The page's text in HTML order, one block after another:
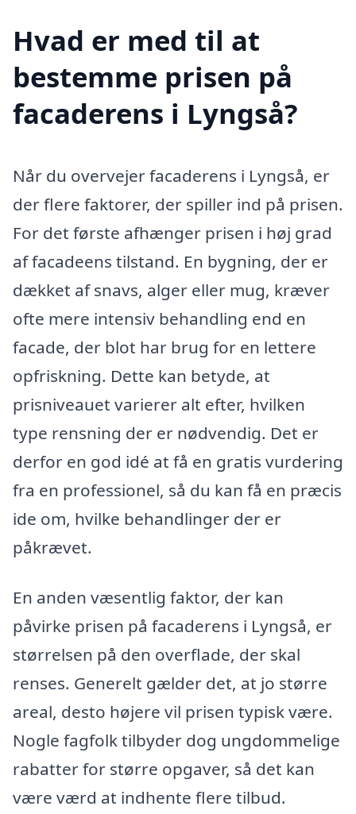
Hvad er med til at
bestemme prisen på
facaderens i Lyngså?
Når du overvejer facaderens i Lyngså, er
der flere faktorer, der spiller ind på prisen.
For det første afhænger prisen i høj grad
af facadeens tilstand. En bygning, der er
dækket af snavs, alger eller mug, kræver
ofte mere intensiv behandling end en
facade, der blot har brug for en lettere
opfriskning. Dette kan betyde, at
prisniveauet varierer alt efter, hvilken
type rensning der er nødvendig. Det er
derfor en god idé at få en gratis vurdering
fra en professionel, så du kan få en præcis
ide om, hvilke behandlinger der er
påkrævet.
En anden væsentlig faktor, der kan
påvirke prisen på facaderens i Lyngså, er
størrelsen på den overflade, der skal
renses. Generelt gælder det, at jo større
areal, desto højere vil prisen typisk være.
Nogle fagfolk tilbyder dog ungdommelige
rabatter for større opgaver, så det kan
være værd at indhente flere tilbud.